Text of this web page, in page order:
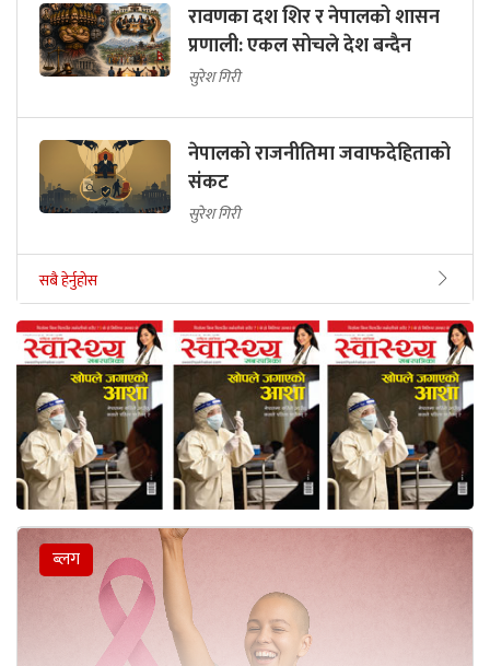
रावणका दश शिर र नेपालको शासन
प्रणाली: एकल सोचले देश बन्दैन
सुरेश गिरी
नेपालको राजनीतिमा जवाफदेहिताको
संकट
सुरेश गिरी
सबै हेर्नुहोस
ब्लग